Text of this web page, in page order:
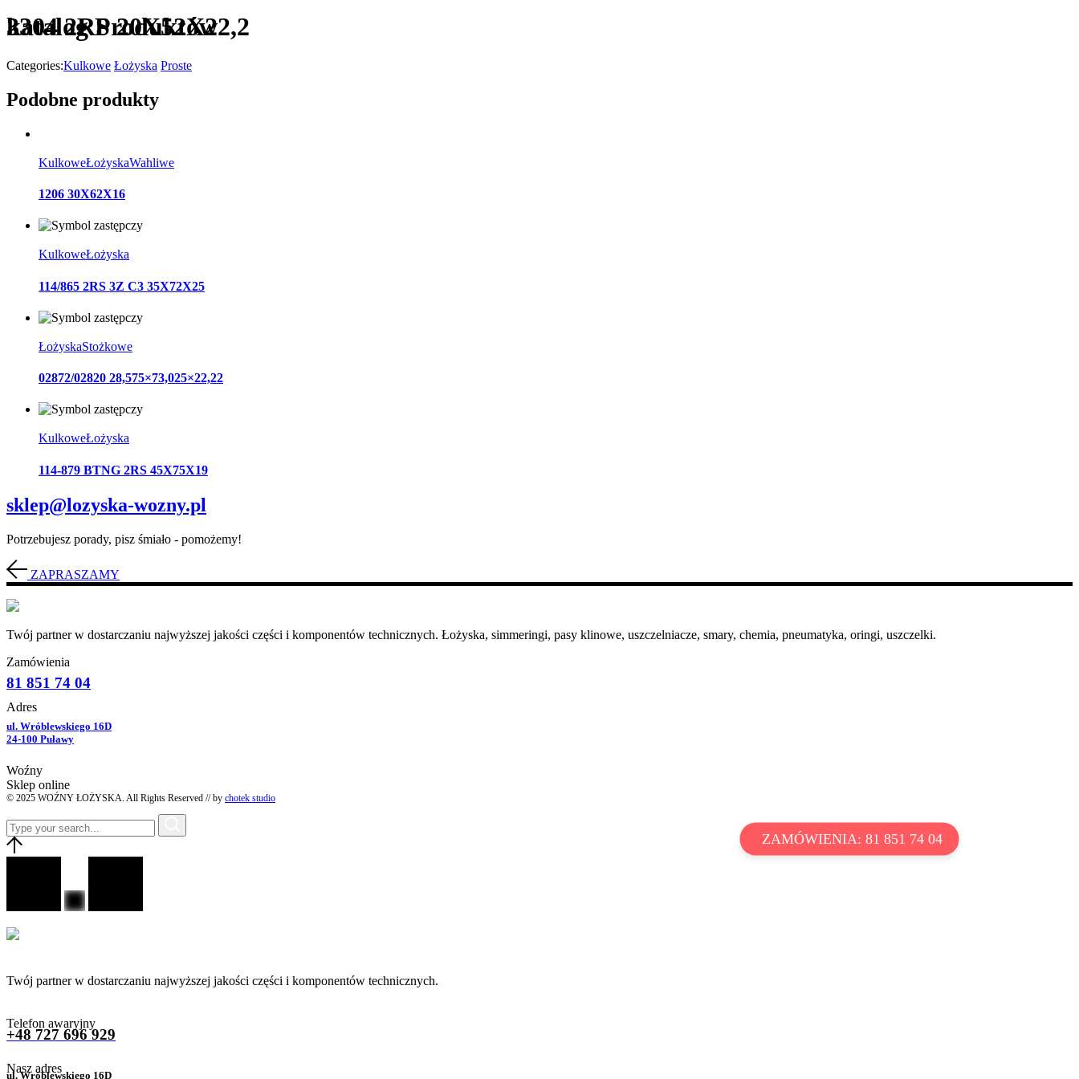
ZAMÓWIENIA: 81 851 74 04
katalog Produktów
3304 2RS 20X52X22,2
Categories:Kulkowe Łożyska Proste
Podobne produkty
KulkoweŁożyskaWahliwe
1206 30X62X16
KulkoweŁożyska
114/865 2RS 3Z C3 35X72X25
ŁożyskaStożkowe
02872/02820 28,575×73,025×22,22
KulkoweŁożyska
114-879 BTNG 2RS 45X75X19
sklep@lozyska-wozny.pl
Potrzebujesz porady, pisz śmiało - pomożemy!
ZAPRASZAMY
Twój partner w dostarczaniu najwyższej jakości części i komponentów technicznych. Łożyska, simmeringi, pasy klinowe, uszczelniacze, smary, chemia, pneumatyka, oringi, uszczelki.
Zamówienia
81 851 74 04
Adres
ul. Wróblewskiego 16D
24-100 Puławy
Woźny
Sklep online
© 2025 WOŹNY ŁOŻYSKA. All Rights Reserved // by chotek studio
Twój partner w dostarczaniu najwyższej jakości części i komponentów technicznych.
Telefon awaryjny
+48 727 696 929
Nasz adres
ul. Wróblewskiego 16D